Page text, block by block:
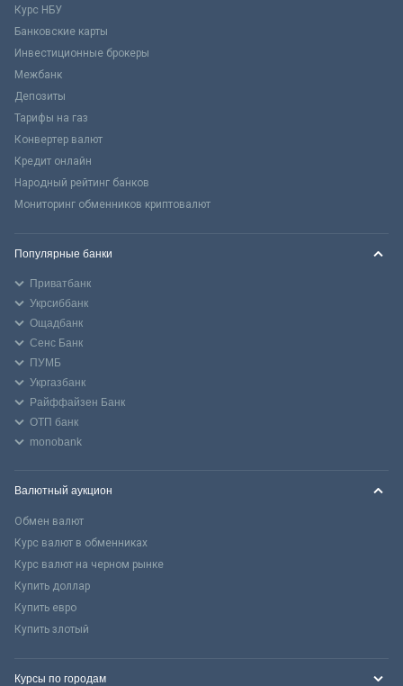
Курс НБУ
Банковские карты
Инвестиционные брокеры
Межбанк
Депозиты
Тарифы на газ
Конвертер валют
Кредит онлайн
Народный рейтинг банков
Мониторинг обменников криптовалют
Популярные банки
Приватбанк
Укрсиббанк
Ощадбанк
Сенс Банк
ПУМБ
Укргазбанк
Райффайзен Банк
ОТП банк
monobank
Валютный аукцион
Обмен валют
Курс валют в обменниках
Курс валют на черном рынке
Купить доллар
Купить евро
Купить злотый
Курсы по городам